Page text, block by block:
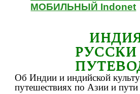
МОБИЛЬНЫЙ Indonet
Об Индии и индийской
путешествиях по Азии и пути